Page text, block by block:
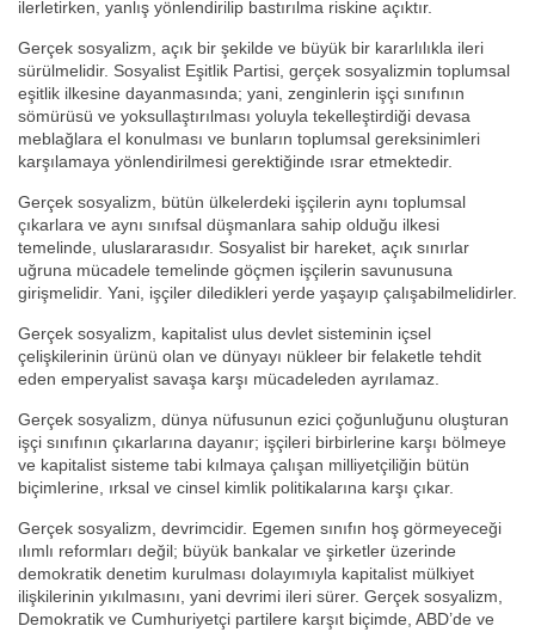
ilerletirken, yanlış yönlendirilip bastırılma riskine açıktır.
Gerçek sosyalizm, açık bir şekilde ve büyük bir kararlılıkla ileri
sürülmelidir. Sosyalist Eşitlik Partisi, gerçek sosyalizmin toplumsal
eşitlik ilkesine dayanmasında; yani, zenginlerin işçi sınıfının
sömürüsü ve yoksullaştırılması yoluyla tekelleştirdiği devasa
meblağlara el konulması ve bunların toplumsal gereksinimleri
karşılamaya yönlendirilmesi gerektiğinde ısrar etmektedir.
Gerçek sosyalizm, bütün ülkelerdeki işçilerin aynı toplumsal
çıkarlara ve aynı sınıfsal düşmanlara sahip olduğu ilkesi
temelinde, uluslararasıdır. Sosyalist bir hareket, açık sınırlar
uğruna mücadele temelinde göçmen işçilerin savunusuna
girişmelidir. Yani, işçiler diledikleri yerde yaşayıp çalışabilmelidirler.
Gerçek sosyalizm, kapitalist ulus devlet sisteminin içsel
çelişkilerinin ürünü olan ve dünyayı nükleer bir felaketle tehdit
eden emperyalist savaşa karşı mücadeleden ayrılamaz.
Gerçek sosyalizm, dünya nüfusunun ezici çoğunluğunu oluşturan
işçi sınıfının çıkarlarına dayanır; işçileri birbirlerine karşı bölmeye
ve kapitalist sisteme tabi kılmaya çalışan milliyetçiliğin bütün
biçimlerine, ırksal ve cinsel kimlik politikalarına karşı çıkar.
Gerçek sosyalizm, devrimcidir. Egemen sınıfın hoş görmeyeceği
ılımlı reformları değil; büyük bankalar ve şirketler üzerinde
demokratik denetim kurulması dolayımıyla kapitalist mülkiyet
ilişkilerinin yıkılmasını, yani devrimi ileri sürer. Gerçek sosyalizm,
Demokratik ve Cumhuriyetçi partilere karşıt biçimde, ABD’de ve